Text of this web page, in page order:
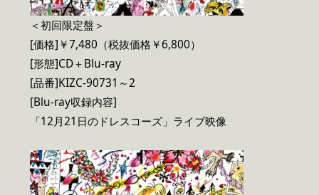
＜初回限定盤＞
[価格]￥7,480（税抜価格￥6,800）
[形態]CD＋Blu-ray
[品番]KIZC-90731～2
[Blu-ray収録内容]
「12月21日のドレスコーズ」ライブ映像